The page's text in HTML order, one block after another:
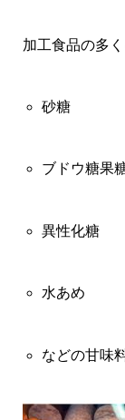
加工食品の多く
砂糖
ブドウ糖果
異性化糖
水あめ
などの甘味